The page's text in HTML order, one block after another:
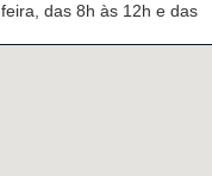
das 8h às 12h e das